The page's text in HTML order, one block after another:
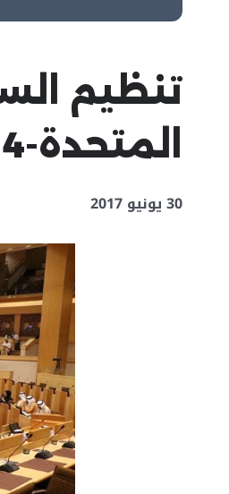
تنظيم
المتحدة-4
30 يونيو 2017